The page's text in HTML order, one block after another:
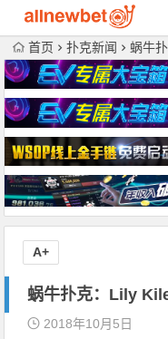
首页 扑克新闻 蜗牛
蜗牛扑克：Lily
2018年10月5日
A+